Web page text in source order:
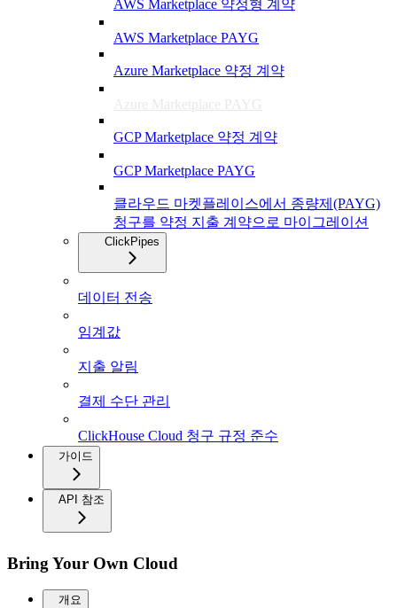
AWS Marketplace 약정형 계약
AWS Marketplace PAYG
Azure Marketplace 약정 계약
Azure Marketplace PAYG
GCP Marketplace 약정 계약
GCP Marketplace PAYG
클라우드 마켓플레이스에서 종량제(PAYG)
청구를 약정 지출 계약으로 마이그레이션
ClickPipes
데이터 전송
임계값
지출 알림
결제 수단 관리
ClickHouse Cloud 청구 규정 준수
가이드
API 참조
Bring Your Own Cloud
개요